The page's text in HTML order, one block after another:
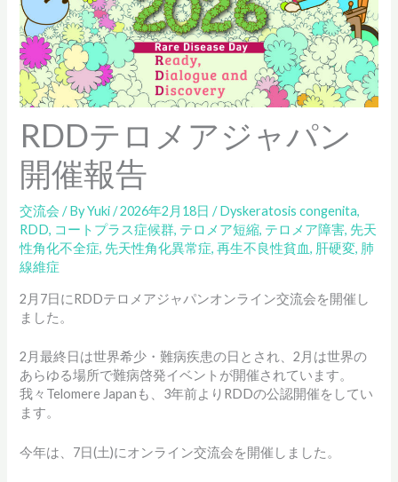
RDDテロメアジャパン
開催報告
交流会 / ByYuki/2026年2月18日/Dyskeratosis congenita,
RDD, コートプラス症候群, テロメア短縮, テロメア障害, 先天
性角化不全症, 先天性角化異常症,再生不良性貧血, 肝硬変, 肺
線維症
2月7日にRDDテロメアジャパンオンライン交流会を開催し
ました。
2月最終日は世界希少・難病疾患の日とされ、2月は世界の
あらゆる場所で難病啓発イベントが開催されています。
我々Telomere Japanも、3年前よりRDDの公認開催をしてい
ます。
今年は、7日(土)にオンライン交流会を開催しました。